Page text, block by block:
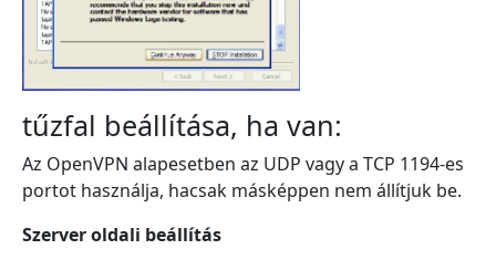
tűzfal beállítása, ha van:
Az OpenVPN alapesetben az UDP vagy a TCP 1194-es
portot használja, hacsak másképpen nem állítjuk be.
Szerver oldali beállítás